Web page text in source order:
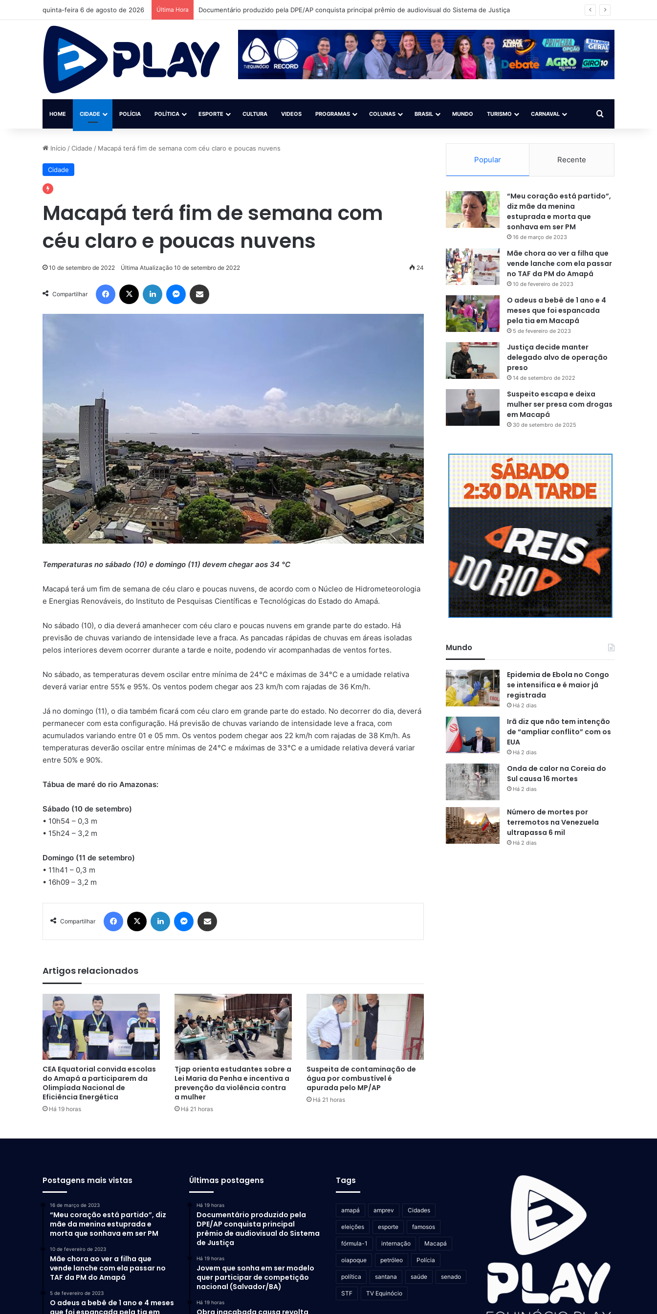
quinta-feira 6 de agosto de 2026 Última Hora Documentário produzido pela DPE/AP conquista principal prêmio de audiovisual do Sistema de Justiça
HOME CIDADE POLÍCIA POLÍTICA ESPORTE CULTURA VIDEOS PROGRAMAS COLUNAS BRASIL MUNDO TURISMO CARNAVAL Procurar por
Início /Cidade / Macapá terá fim de semana com céu claro e poucas nuvens
Cidade
Macapá terá fim de semana com
céu claro e poucas nuvens
10 de setembro de 2022 Última Atualização 10 de setembro de 2022 24
Compartilhar
Facebook Linkedin Messenger
Temperaturas no sábado (10) e domingo (11) devem chegar aos 34 °C
Macapá terá um fim de semana de céu claro e poucas nuvens, de acordo com o Núcleo de Hidrometeorologia
e Energias Renováveis, do Instituto de Pesquisas Científicas e Tecnológicas do Estado do Amapá.
No sábado (10), o dia deverá amanhecer com céu claro e poucas nuvens em grande parte do estado. Há
previsão de chuvas variando de intensidade leve a fraca. As pancadas rápidas de chuvas em áreas isoladas
pelos interiores devem ocorrer durante a tarde e noite, podendo vir acompanhadas de ventos fortes.
No sábado, as temperaturas devem oscilar entre mínima de 24°C e máximas de 34°C e a umidade relativa
deverá variar entre 55% e 95%. Os ventos podem chegar aos 23 km/h com rajadas de 36 Km/h.
Já no domingo (11), o dia também ficará com céu claro em grande parte do estado. No decorrer do dia, deverá
permanecer com esta configuração. Há previsão de chuvas variando de intensidade leve a fraca, com
acumulados variando entre 01 e 05 mm. Os ventos podem chegar aos 22 km/h com rajadas de 38 Km/h. As
temperaturas deverão oscilar entre mínimas de 24°C e máximas de 33°C e a umidade relativa deverá variar
entre 50% e 90%.
Tábua de maré do rio Amazonas:
Sábado (10 de setembro)
• 10h54 – 0,3 m
• 15h24 – 3,2 m
Domingo (11 de setembro)
• 11h41 – 0,3 m
• 16h09 – 3,2 m
Compartilhar
Facebook Linkedin Messenger
Artigos relacionados
CEA Equatorial convida escolas
do Amapá a participarem da
Olimpíada Nacional de
Eficiência Energética
Há 19 horas
Tjap orienta estudantes sobre a
Lei Maria da Penha e incentiva a
prevenção da violência contra
a mulher
Há 21 horas
Suspeita de contaminação de
água por combustível é
apurada pelo MP/AP
Há 21 horas
Popular Recente
“Meu coração está partido”,
diz mãe da menina
estuprada e morta que
sonhava em ser PM
16 de março de 2023
Mãe chora ao ver a filha que
vende lanche com ela passar
no TAF da PM do Amapá
10 de fevereiro de 2023
O adeus a bebê de 1 ano e 4
meses que foi espancada
pela tia em Macapá
5 de fevereiro de 2023
Justiça decide manter
delegado alvo de operação
preso
14 de setembro de 2022
Suspeito escapa e deixa
mulher ser presa com drogas
em Macapá
30 de setembro de 2025
Mundo
Epidemia de Ebola no Congo
se intensifica e é maior já
registrada
Há 2 dias
Irã diz que não tem intenção
de “ampliar conflito” com os
EUA
Há 2 dias
Onda de calor na Coreia do
Sul causa 16 mortes
Há 2 dias
Número de mortes por
terremotos na Venezuela
ultrapassa 6 mil
Há 2 dias
Postagens mais vistas
16 de março de 2023
“Meu coração está partido”, diz
mãe da menina estuprada e
morta que sonhava em ser PM
10 de fevereiro de 2023
Mãe chora ao ver a filha que
vende lanche com ela passar no
TAF da PM do Amapá
5 de fevereiro de 2023
O adeus a bebê de 1 ano e 4 meses
Últimas postagens
Há 19 horas
Documentário produzido pela
DPE/AP conquista principal
prêmio de audiovisual do Sistema
de Justiça
Há 19 horas
Jovem que sonha em ser modelo
quer participar de competição
nacional (Salvador/BA)
Há 19 horas
Tags
amapá amprev Cidades
eleições esporte famosos
fórmula-1 internação Macapá
oiapoque petróleo Polícia
política santana saúde senado
STF TV Equinócio